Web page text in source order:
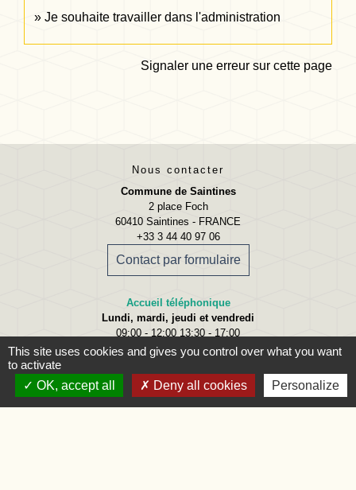
Je souhaite travailler dans l'administration
Signaler une erreur sur cette page
Nous contacter
Commune de Saintines
2 place Foch
60410 Saintines - FRANCE
+33 3 44 40 97 06
Contact par formulaire
Accueil téléphonique
Lundi, mardi, jeudi et vendredi
09:00 - 12:00 13:30 - 17:00
Accueil du public
Lundi09:00 - 12:00
Mardi
09:00 - 12:00 et 15:00 - 18:00
Jeudi09:00 - 12:00 et 15:00 - 18:00
This site uses cookies and gives you control over what you want
to activate
OK, accept all
Deny all cookies Personalize